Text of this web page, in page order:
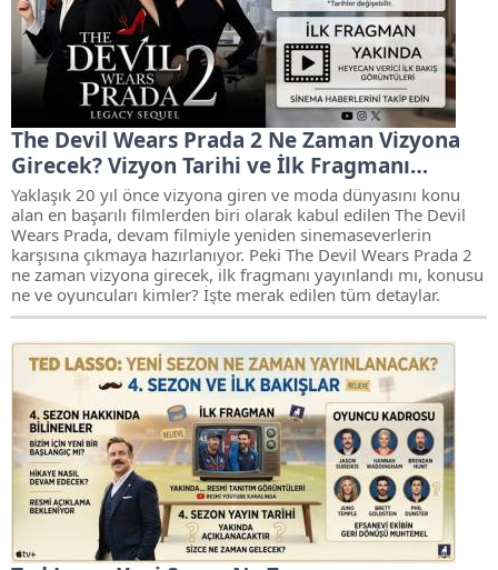
The Devil Wears Prada 2 Ne Zaman Vizyona
Girecek? Vizyon Tarihi ve İlk Fragmanı…
Yaklaşık 20 yıl önce vizyona giren ve moda dünyasını konu
alan en başarılı filmlerden biri olarak kabul edilen The Devil
Wears Prada, devam filmiyle yeniden sinemaseverlerin
karşısına çıkmaya hazırlanıyor. Peki The Devil Wears Prada 2
ne zaman vizyona girecek, ilk fragmanı yayınlandı mı, konusu
ne ve oyuncuları kimler? İşte merak edilen tüm detaylar.